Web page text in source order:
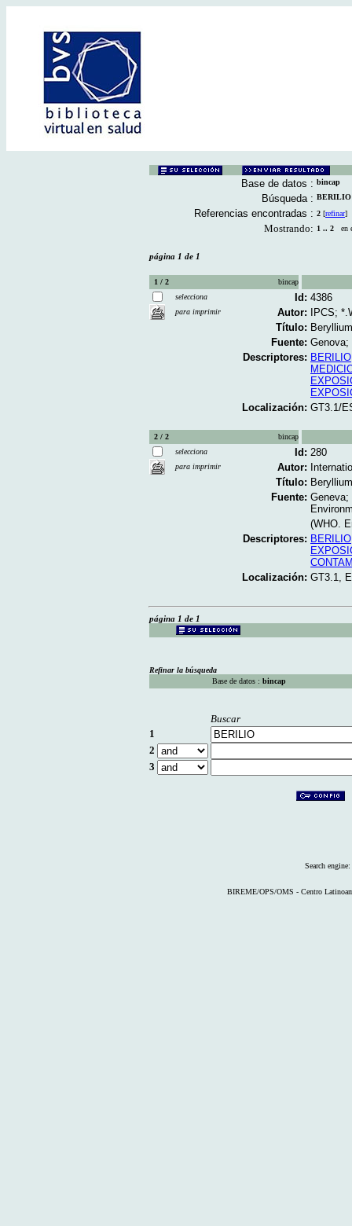
Base de datos : bincap
Búsqueda : BERILIO
Referencias encontradas : 2 [refinar]
Mostrando: 1 .. 2 en
página 1 de 1
1 / 2
bincap
selecciona
para imprimir
Id: 4386
Autor:
IPCS;
Título:
Fuente: Genova;
Descriptores: BERILIO
Localización: GT3.1/
2 / 2
bincap
selecciona
para imprimir
Id: 280
Autor:
Título:
Fuente: Geneva;
(WHO.
Descriptores: BERILIO
Localización: GT3.1,
página 1 de 1
Refinar la búsqueda
Base de datos : bincap
Buscar
1
2
3
Search engine:
BIREME/OPS/OMS - Centro